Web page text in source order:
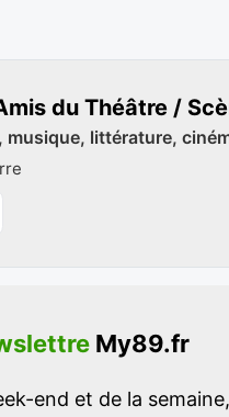
du Théâtre /
musique, littérature,
My89.fr
end et de la